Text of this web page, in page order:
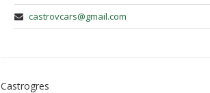
castrovcars@gmail.com
Castrogres